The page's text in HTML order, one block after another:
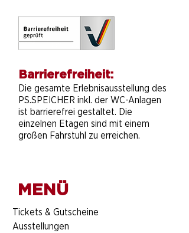
Barrierefreiheit:
Die gesamte Erlebnisausstellung des
PS.SPEICHER inkl. der WC-Anlagen
ist barrierefrei gestaltet. Die
einzelnen Etagen sind mit einem
großen Fahrstuhl zu erreichen.
MENÜ
​Tickets & Gutscheine
Ausstellungen